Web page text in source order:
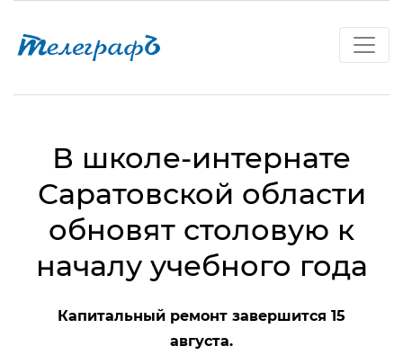
В школе-интернате
Саратовской области
обновят столовую к
началу учебного года
Капитальный ремонт завершится 15
августа.